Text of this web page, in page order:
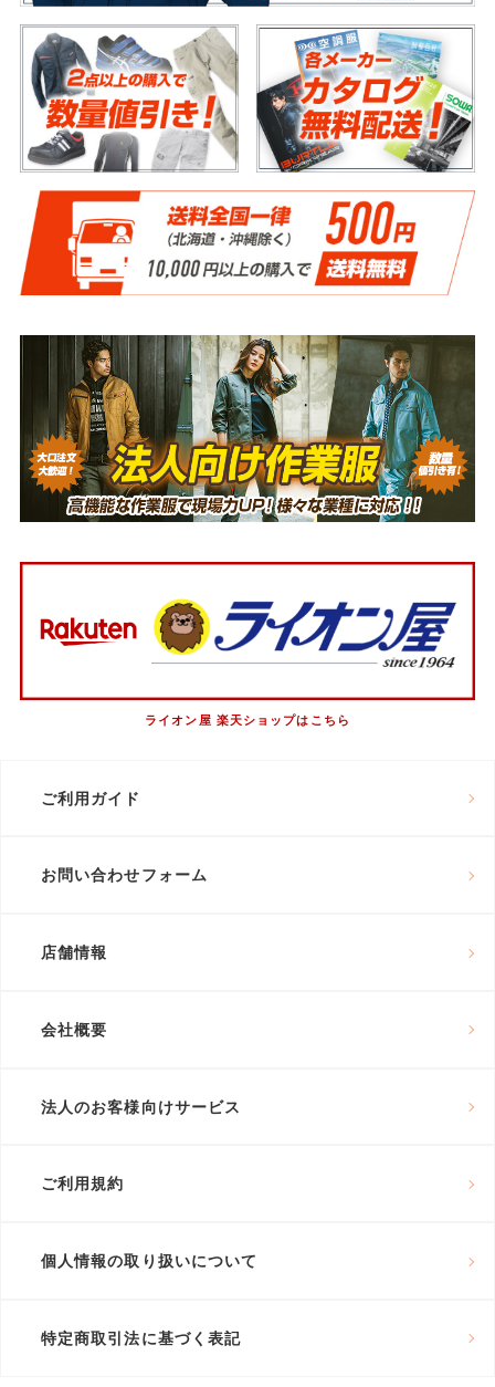
ライオン屋 楽天ショップはこちら
ご利用ガイド
お問い合わせフォーム
店舗情報
会社概要
法人のお客様向けサービス
ご利用規約
個人情報の取り扱いについて
特定商取引法に基づく表記